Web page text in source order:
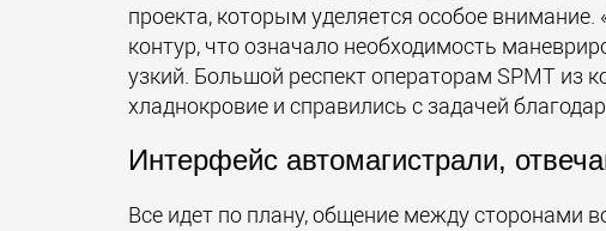
проекта, которым уделяется особое
контур, что означало необходимость
узкий. Большой респект операторам SPMT из
хладнокровие и справились с задачей
Интерфейс автомагистрали,
Все идет по плану, общение между сторонами